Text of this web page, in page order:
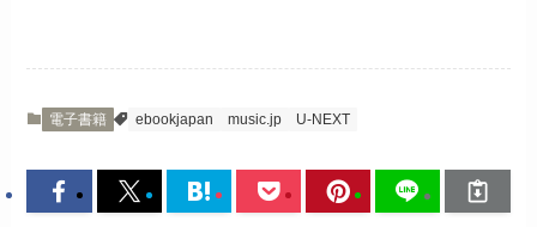
電子書籍 ebookjapan music.jp U-NEXT